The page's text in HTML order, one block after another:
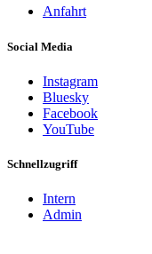
Anfahrt
Social Media
Instagram
Bluesky
Facebook
YouTube
Schnellzugriff
Intern
Admin